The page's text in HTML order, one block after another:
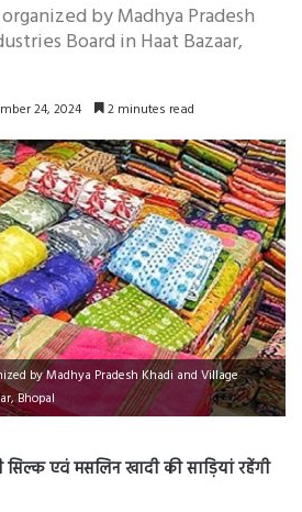
by Madhya Pradesh
Board in Haat Bazaar,
24, 2024 2 minutes read
by Madhya Pradesh Khadi and Village
Bhopal
एवं मसलिन खादी की साड़ियां रहेंगी